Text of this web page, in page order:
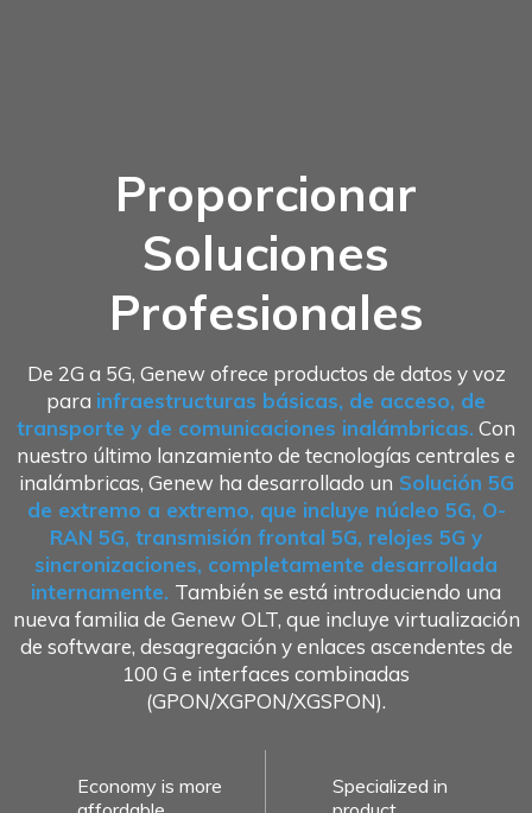
Proporcionar
Soluciones
Profesionales
De 2G a 5G, Genew ofrece productos de datos y voz
para infraestructuras básicas, de acceso, de
transporte y de comunicaciones inalámbricas. Con
nuestro último lanzamiento de tecnologías centrales e
inalámbricas, Genew ha desarrollado un Solución 5G
de extremo a extremo, que incluye núcleo 5G, O-
RAN 5G, transmisión frontal 5G, relojes 5G y
sincronizaciones, completamente desarrollada
internamente. También se está introduciendo una
nueva familia de Genew OLT, que incluye virtualización
de software, desagregación y enlaces ascendentes de
100 G e interfaces combinadas
(GPON/XGPON/XGSPON).
Economy is more
Specialized in